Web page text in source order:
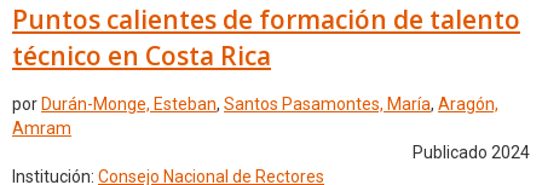
Puntos calientes de formación de talento
técnico en Costa Rica
por Durán-Monge, Esteban, Santos Pasamontes, María, Aragón,
Amram
Publicado 2024
Institución: Consejo Nacional de Rectores